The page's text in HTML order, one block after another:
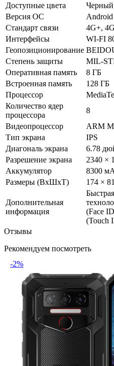
Доступные цвета
Версия ОС
Android
Стандарт связи
4G+,
Интерфейсы
WI-FI
Геопозиционирование
Степень защиты
MIL-
Оперативная память
8 ГБ
Встроенная память
128 ГБ
Процессор
Количество ядер
процессора
8
Видеопроцессор
ARM
Тип экрана
IPS
Диагональ экрана
6.78
Разрешение экрана
2340 ×
Аккумулятор
8300
Размеры (ВxШxТ)
174 ×
Дополнительная
информация
(Face
(Touch
Отзывы
Рекомендуем посмотреть
-2%